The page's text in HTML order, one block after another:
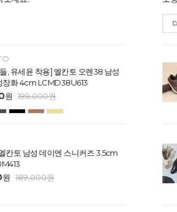
, 유세윤 착용] 엘칸토 오렌38 남성
장화 4cm LCMD38U613
원 199,000원
칸토 남성 데이엔 스니커즈 3.5cm
원 189,000원